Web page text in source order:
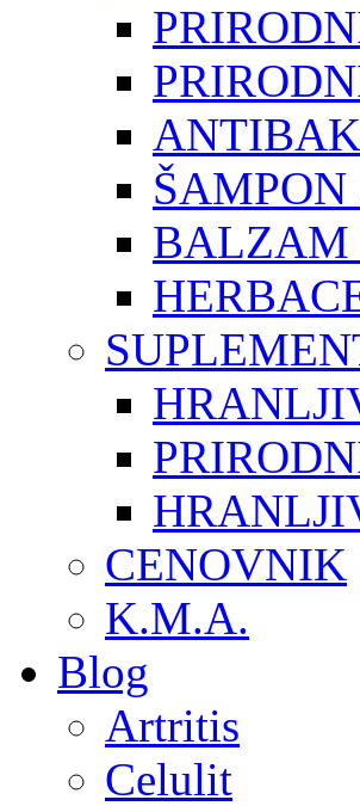
ŠAMPON
BALZAM
CENOVNIK
K.M.A.
Blog
Artritis
Celulit